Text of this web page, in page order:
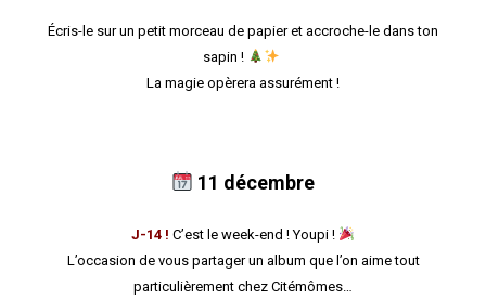
Écris-le sur un petit morceau de papier et accroche-le dans ton
sapin !
La magie opèrera assurément !
11 décembre
J-14 ! C’est le week-end ! Youpi !
L’occasion de vous partager un album que l’on aime tout
particulièrement chez Citémômes…